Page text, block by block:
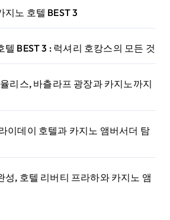
지노 호텔 BEST 3
텔 BEST 3 : 럭셔리 호캉스의 모든 것
리스, 바츨라프 광장과 카지노까지
이데이 호텔과 카지노 앰버서더 탐
성, 호텔 리버티 프라하와 카지노 앰